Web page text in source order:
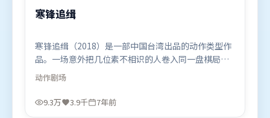
寒锋追缉
寒锋追缉（2018）是一部中国台湾出品的动作类型作
品。一场意外把几位素不相识的人卷入同一盘棋局，
信任与背叛交替上演。高潮段落信息密度高，情绪释
放与主题回扣同时完成。由文牧野执导，谭卓、张
译、李政宰，艾米莉·布朗特等联袂出演。影片于
动作剧场
9.3万 3.9千 7年前